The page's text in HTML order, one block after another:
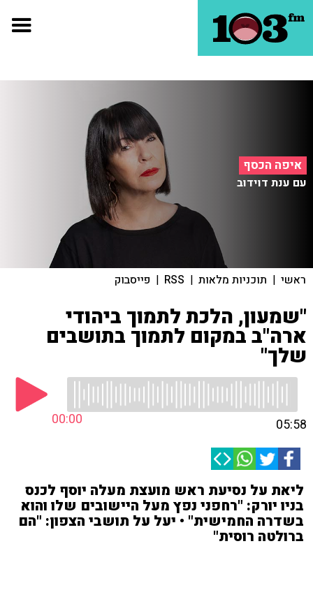
איפה הכסף
עם ענת דוידוב
ראשי | תוכניות מלאות |
RSS
| פייסבוק
"שמעון, הלכת לתמוך ביהודי
ארה"ב במקום לתמוך בתושבים
שלך"
00:00 05:58
ליאת על נסיעת ראש מועצת מעלה יוסף לכנס
בניו יורק: "רחפני נפץ מעל היישובים שלו והוא
בשדרה החמישית" • יעל על תושבי הצפון: "הם
ברולטה רוסית"